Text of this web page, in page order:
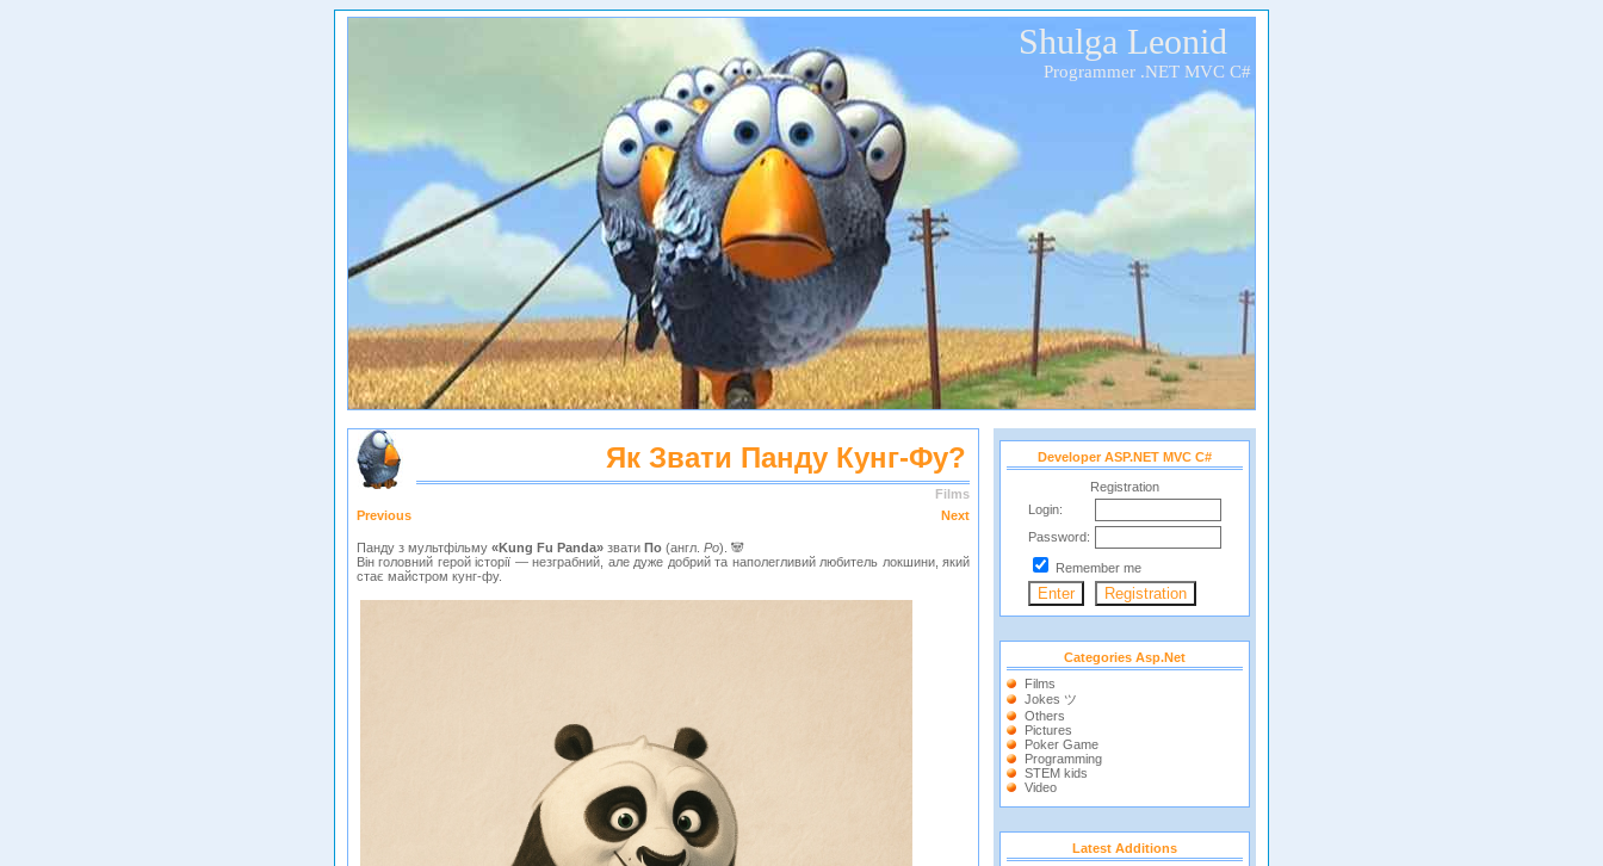
Shulga Leonid
Programmer .NET MVC C#
Developer ASP.NET MVC C#
Registration
Login:
Password:
Remember me
Categories Asp.net
Films
Jokes ツ
Others
Pictures
Poker Game
Programming
STEM kids
Video
Latest Additions
Як Звати Панду Кунг-Фу?
Films
Previous
Next
Панду з мультфільму «Kung Fu Panda» звати По (англ. Po). 🐼
Він головний герой історії — незграбний, але дуже добрий та наполегливий любитель локшини, який
стає майстром кунг-фу.